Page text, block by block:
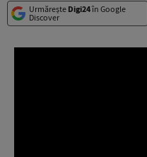
Urmărește Digi24în Google
Discover